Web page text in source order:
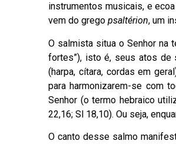
instrumentos musicais, e
vem do grego psaltérion, um
O salmista situa o Senhor na
fortes”), isto é, seus atos de
(harpa, cítara, cordas em
para harmonizarem-se com
Senhor (o termo hebraico
22,16; Sl 18,10). Ou seja,
O canto desse salmo